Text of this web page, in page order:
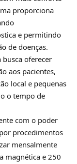
proporciona
e permitindo
de doenças.
oferecer
aos pacientes,
local e pequenas
o tempo de
com o poder
procedimentos
mensalmente
magnética e 250